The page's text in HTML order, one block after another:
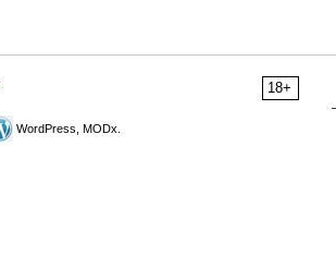
18+
WordPress, MODx.